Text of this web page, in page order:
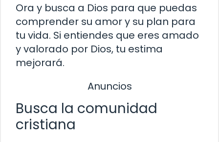
Ora y busca a Dios para que puedas
comprender su amor y su plan para
tu vida. Si entiendes que eres amado
y valorado por Dios, tu estima
mejorará.
Anuncios
Busca la comunidad
cristiana